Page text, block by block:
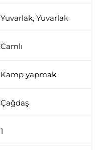
Yuvarlak, Yuvarlak
Camlı
Kamp yapmak
Çağdaş
1